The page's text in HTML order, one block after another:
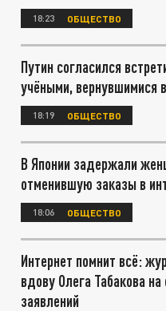
18:23 ОБЩЕСТВО
Путин согласился
учёными, вернувшимися
18:19 ОБЩЕСТВО
В Японии задержали
отменившую заказы в
18:06 ОБЩЕСТВО
Интернет помнит всё:
вдову Олега Табакова
заявлений